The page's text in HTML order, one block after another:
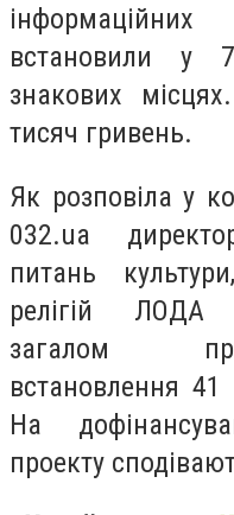
встановили у
знакових
тисяч гривень.
Як розповіла у
032.ua
питань
релігій ЛОДА
загалом
встановлення 41
На
проекту